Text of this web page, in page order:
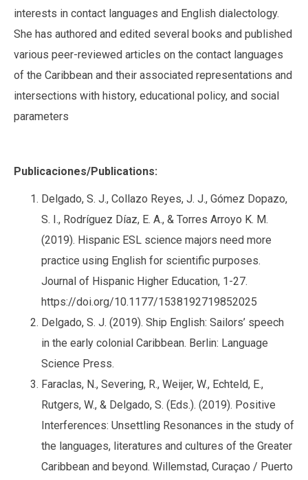
interests in contact languages and English dialectology.
She has authored and edited several books and published
various peer-reviewed articles on the contact languages
of the Caribbean and their associated representations and
intersections with history, educational policy, and social
parameters
Publicaciones/Publications:
Delgado, S. J., Collazo Reyes, J. J., Gómez Dopazo,
S. I., Rodríguez Díaz, E. A., & Torres Arroyo K. M.
(2019). Hispanic ESL science majors need more
practice using English for scientific purposes.
Journal of Hispanic Higher Education, 1-27.
https://doi.org/10.1177/1538192719852025
Delgado, S. J. (2019). Ship English: Sailors’ speech
in the early colonial Caribbean. Berlin: Language
Science Press.
Faraclas, N., Severing, R., Weijer, W., Echteld, E.,
Rutgers, W., & Delgado, S. (Eds.). (2019). Positive
Interferences: Unsettling Resonances in the study of
the languages, literatures and cultures of the Greater
Caribbean and beyond. Willemstad, Curaçao / Puerto